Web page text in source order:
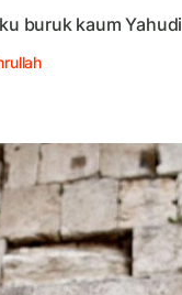
buruk kaum Yahudi